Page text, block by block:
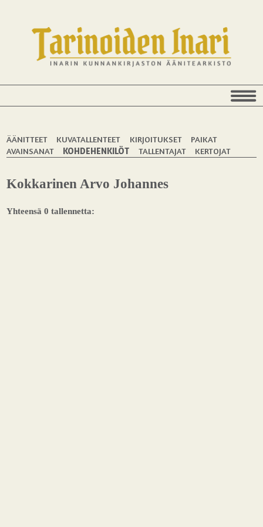
ÄÄNITTEET KUVATALLENTEET KIRJOITUKSET
PAIKAT
AVAINSANAT
KOHDEHENKILÖT TALLENTAJAT KERTOJAT
Kokkarinen Arvo Johannes
Yhteensä 0 tallennetta: